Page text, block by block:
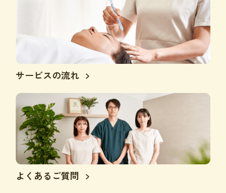
サービスの流れ
よくあるご質問